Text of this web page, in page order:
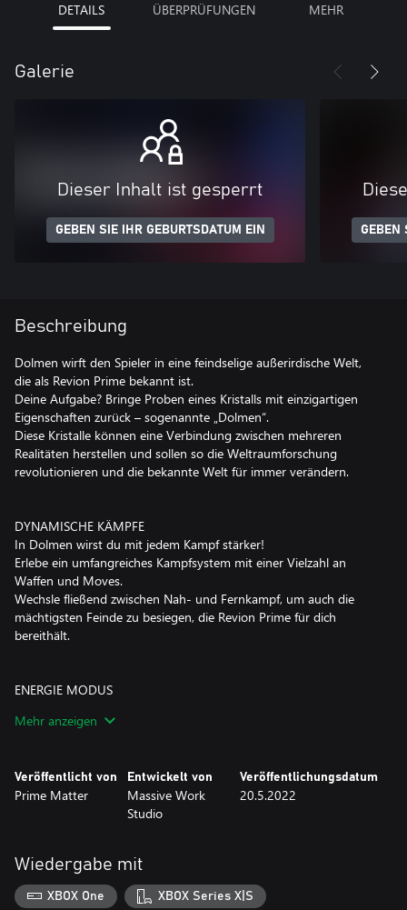
DETAILS ÜBERPRÜFUNGEN MEHR
Galerie
Dieser Inhalt ist gesperrt
GEBEN SIE IHR GEBURTSDATUM EIN GEBEN
Beschreibung
Dolmen wirft den Spieler in eine feindselige außerirdische Welt,
die als Revion Prime bekannt ist.
Deine Aufgabe? Bringe Proben eines Kristalls mit einzigartigen
Eigenschaften zurück – sogenannte „Dolmen“.
Diese Kristalle können eine Verbindung zwischen mehreren
Realitäten herstellen und sollen so die Weltraumforschung
revolutionieren und die bekannte Welt für immer verändern.
DYNAMISCHE KÄMPFE
In Dolmen wirst du mit jedem Kampf stärker!
Erlebe ein umfangreiches Kampfsystem mit einer Vielzahl an
Waffen und Moves.
Wechsle fließend zwischen Nah- und Fernkampf, um auch die
mächtigsten Feinde zu besiegen, die Revion Prime für dich
bereithält.
ENERGIE MODUS
Erfolg.
Der Energiemodus verleiht deinen Nahkampfwaffen mächtige
elementare Statuseffekte, mit denen du die Schwächen deiner
Gegner voll ausnutzen kannst.
ENTDECKE EINEN MYSTERIÖSEN PLANETEN
Eine verwüstete und düstere, aber zugleich schöne Welt wartet
Mehr anzeigen
Veröffentlicht von
Prime Matter
Entwickelt von
Massive Work
Studio
Veröffentlichungsdatum
20.5.2022
Wiedergabe mit
XBOX One XBOX Series X|S